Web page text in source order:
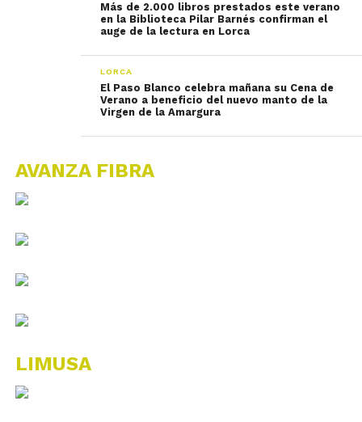
Más de 2.000 libros prestados este verano
en la Biblioteca Pilar Barnés confirman el
auge de la lectura en Lorca
LORCA
El Paso Blanco celebra mañana su Cena de
Verano a beneficio del nuevo manto de la
Virgen de la Amargura
AVANZA FIBRA
LIMUSA